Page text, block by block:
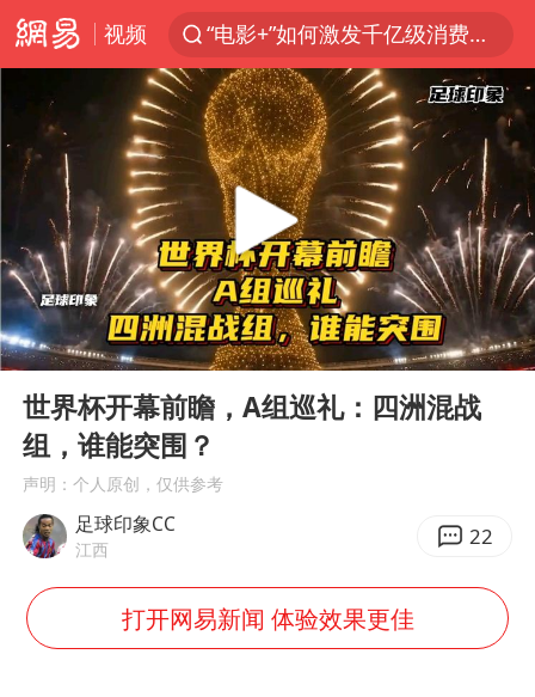
视频
“电影+”如何激发千亿级消费新活力？
东航新规：提前14天可免费退改签
台风白海豚中心风力增强
向鹏0-3不敌张本智和
四川宜宾高县4.9级地震致1死
百花奖开幕式
“新疆阿勒泰八月能滑雪”不实
刘国正说向鹏打得很窝囊
陈幸同晋级WTT横滨冠军赛8强
宇树科技中一签需缴款7.54万元
我国外贸延续良好增长态势
广东雷州通报特教老师招聘违规事件
两名乘客在飞机上因调节座椅起冲突
Play
00:00 05:00
世界杯开幕前瞻，A组巡礼：四洲混战
组，谁能突围？
声明：个人原创，仅供参考
足球印象CC
江西 22
打开网易新闻 体验效果更佳